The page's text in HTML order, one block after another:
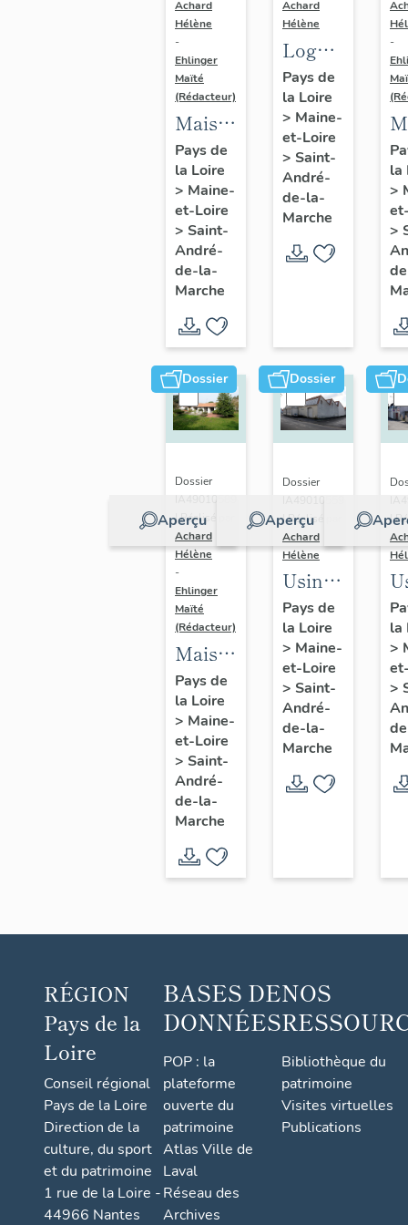
Achard
Hélène
-
Ehlinger
Maïté
(Rédacteur)
Maison
de
l'industriel
Victor
Ripoche
fondateur
de
l'usine
Morinière-
Ripoche,
15 rue
du
Calvaire,
André-
Marche
Pays de
la Loire
> Maine-
et-Loire
> Saint-
André-
de-la-
Marche
Achard
Hélène
Logements
ouvriers
de
l'usine
de
chaussures
Ripoche,
rue
Jeanne-
Pays de
la Loire
> Maine-
et-Loire
> Saint-
André-
de-la-
Marche
-
la
>
>
Dossier
Aperçu
Dossier
IA49010589
| Réalisé par
Achard
Hélène
-
Ehlinger
Maïté
(Rédacteur)
Maison
de
l'industriel
Christian
Chéné,
directeur
de
l'Usine
Chéné,
18 rue
Sacré-
Saint-
André-
de-la-
Marche
Pays de
la Loire
> Maine-
et-Loire
> Saint-
André-
de-la-
Marche
Dossier
Aperçu
Dossier
IA49010559
| Réalisé par
Achard
Hélène
Usine
de
chaussures
Morinière-
Ripoche,
actuel
Musée
des
métiers
Saint-
Pays de
la Loire
> Maine-
et-Loire
> Saint-
André-
de-la-
Marche
|
9
la
>
>
RÉGION
Pays de la
Loire
Conseil régional
Pays de la Loire
Direction de la
culture, du sport
et du patrimoine
1 rue de la Loire -
44966 Nantes
BASES DE
DONNÉES
POP : la
plateforme
ouverte du
patrimoine
Atlas Ville de
Laval
Réseau des
Archives
NOS
Bibliothèque du
patrimoine
Visites virtuelles
Publications